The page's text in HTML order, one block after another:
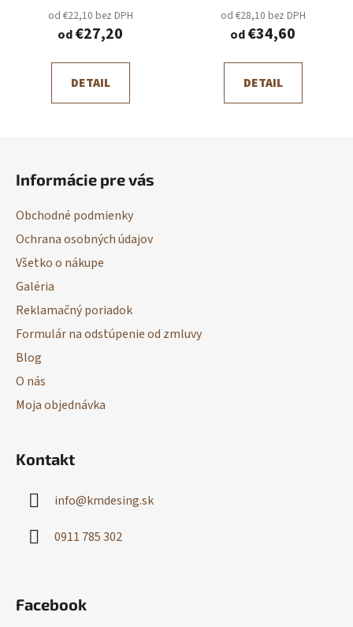
od €22,10 bez DPH
od€27,20
DETAIL
od €28,10 bez DPH
od€34,60
DETAIL
Informácie pre vás
Obchodné podmienky
Ochrana osobných údajov
Všetko o nákupe
Galéria
Reklamačný poriadok
Formulár na odstúpenie od zmluvy
Blog
O nás
Moja objednávka
Kontakt
info@kmdesing.sk
0911 785 302
Facebook